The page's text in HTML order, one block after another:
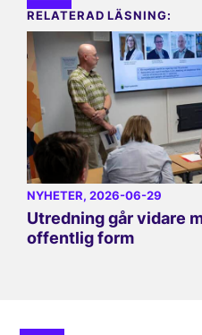
RELATERAD LÄSNING:
NYHETER, 2026-06-29
Utredning går vidare
offentlig form